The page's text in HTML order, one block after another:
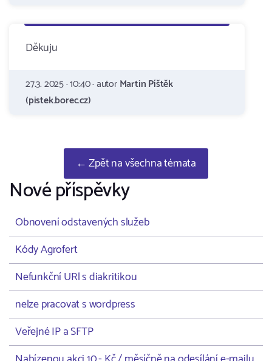
Děkuju
27.3. 2025 · 10:40 · autorMartin Píštěk
(pistek.borec.cz)
← Zpět na všechna témata
Nové příspěvky
Obnovení odstavených služeb
Kódy Agrofert
Nefunkční URl s diakritikou
nelze pracovat s wordpress
Veřejné IP a SFTP